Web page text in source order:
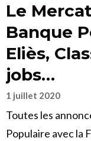
Le
Banque
Eliès,
jobs…
1 juillet 2020
Toutes les
Populaire avec la